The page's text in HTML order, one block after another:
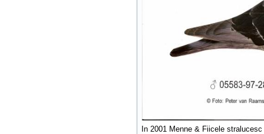
In 2001 Menne & Fiicele